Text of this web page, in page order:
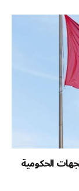
الحكومية